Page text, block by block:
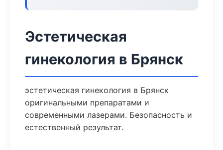
Эстетическая
гинекология в Брянск
эстетическая гинекология в Брянск
оригинальными препаратами и
современными лазерами. Безопасность и
естественный результат.